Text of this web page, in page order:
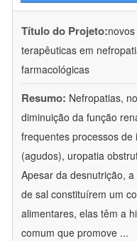
Título do Projeto:
terapêuticas em
farmacológicas
Resumo: Nefropatias,
diminuição da função
frequentes processos
(agudos), uropatia
Apesar da desnutrição,
de sal constituírem um
alimentares, elas têm a
comum que promove ...